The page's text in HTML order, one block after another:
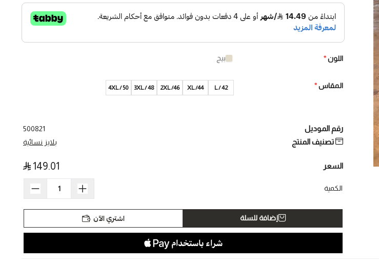
اللون* بيج
المقاس*
L / 42
XL /44
2XL /46
3XL / 48
4XL / 50
رقم الموديل 500821
تصنيف المنتج بلايز نسائية
السعر 149.01
الكمية
إضافة للسلة اشتري الآن